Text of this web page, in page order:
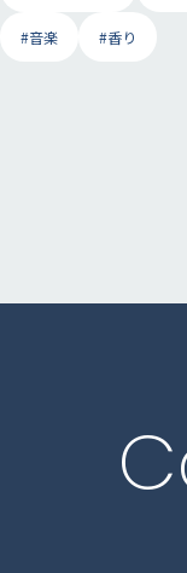
#音楽 #香り